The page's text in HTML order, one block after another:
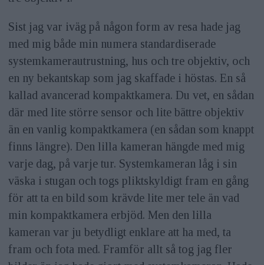
Sist jag var iväg på någon form av resa hade jag
med mig både min numera standardiserade
systemkamerautrustning, hus och tre objektiv, och
en ny bekantskap som jag skaffade i höstas. En så
kallad avancerad kompaktkamera. Du vet, en sådan
där med lite större sensor och lite bättre objektiv
än en vanlig kompaktkamera (en sådan som knappt
finns längre). Den lilla kameran hängde med mig
varje dag, på varje tur. Systemkameran låg i sin
väska i stugan och togs pliktskyldigt fram en gång
för att ta en bild som krävde lite mer tele än vad
min kompaktkamera erbjöd. Men den lilla
kameran var ju betydligt enklare att ha med, ta
fram och fota med. Framför allt så tog jag fler